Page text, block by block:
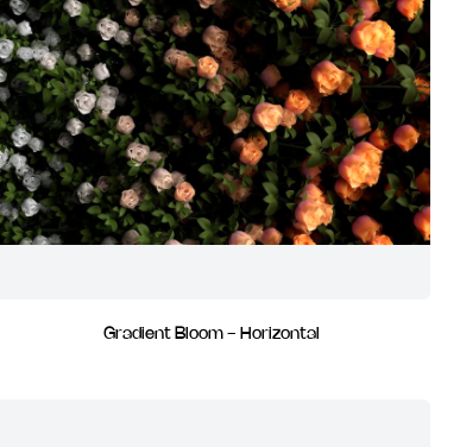
Gradient Bloom - Horizontal